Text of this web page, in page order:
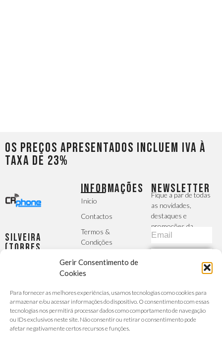
Gerir Consentimento de
Cookies
Para fornecer as melhores experiências, usamos tecnologias como cookies para
armazenar e/ou acessar informações do dispositivo. O consentimento com essas
tecnologias nos permitirá processar dados como comportamento de navegação
ou IDs exclusivos neste site. Não consentir ou retirar o consentimento pode
afetar negativamente certos recursos e funções.
Os preços apresentados incluem IVA à
taxa de 23%
Silveira
(Torres
Silveira
Seg - Sex :
9h30 -
13h/14h30
INFORMAÇÕES
Inicio
Contactos
Termos &
Condições
Privacidade
Finalizar
Encomenda
Carrinho de
NEWSLETTER
Fique a par de todas
as novidades,
destaques e
promoções da
CRphone
MÉTODOS DE
PAGAMENTO